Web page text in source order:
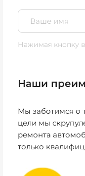
Нажимая кнопку
Наши
Мы заботимся о
цели мы
ремонта
только